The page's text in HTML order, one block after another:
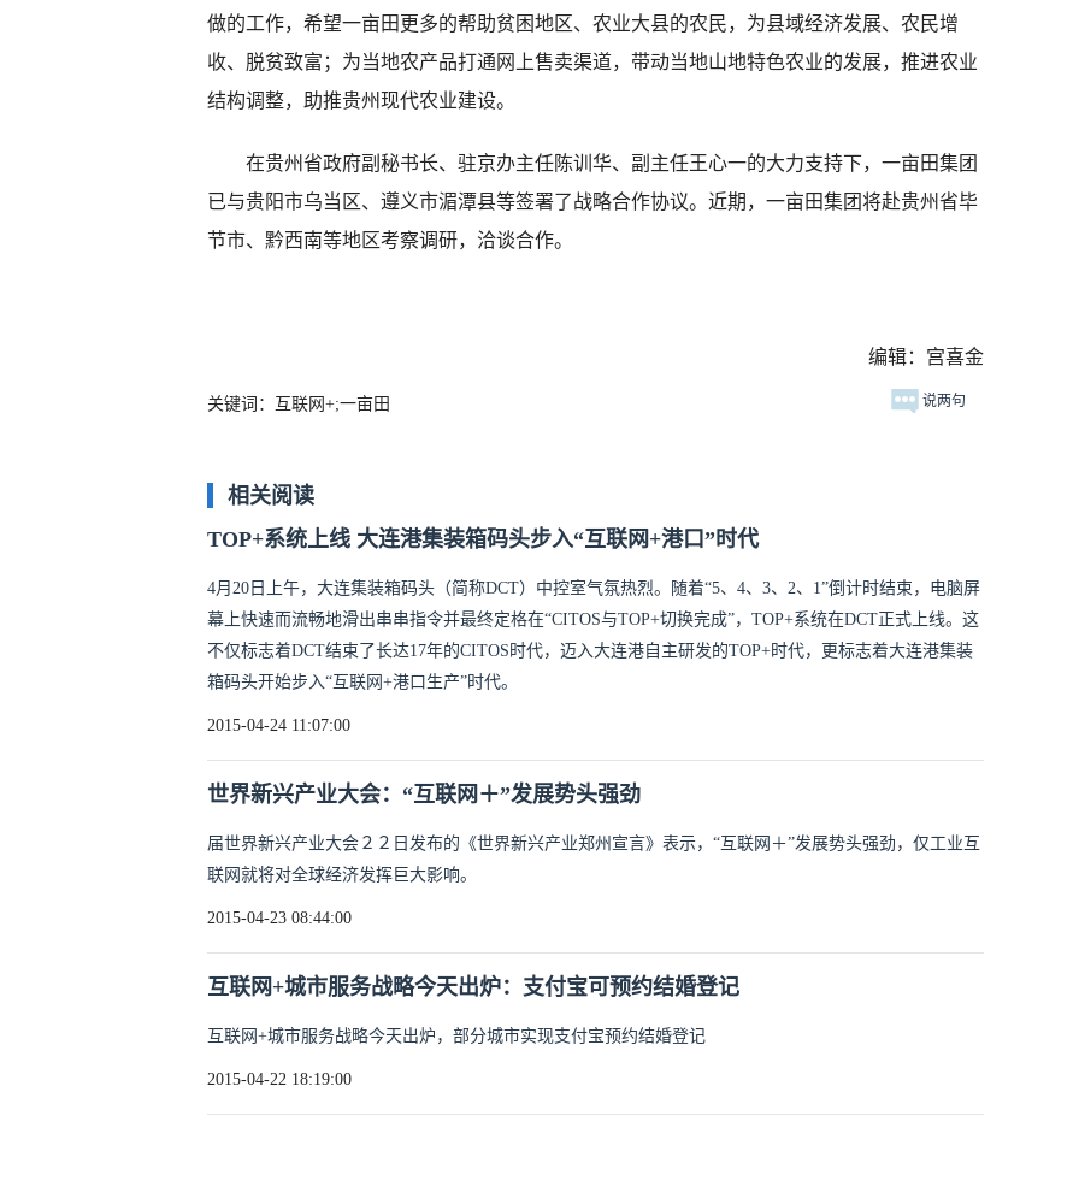
做的工作，希望一亩田更多的帮助贫困地区、农业大县的农民，为县域经济发展、农民增
收、脱贫致富；为当地农产品打通网上售卖渠道，带动当地山地特色农业的发展，推进农业
结构调整，助推贵州现代农业建设。
在贵州省政府副秘书长、驻京办主任陈训华、副主任王心一的大力支持下，一亩田集团
已与贵阳市乌当区、遵义市湄潭县等签署了战略合作协议。近期，一亩田集团将赴贵州省毕
节市、黔西南等地区考察调研，洽谈合作。
编辑：宫喜金
关键词：互联网+;一亩田 说两句
相关阅读
TOP+系统上线 大连港集装箱码头步入“互联网+港口”时代
4月20日上午，大连集装箱码头（简称DCT）中控室气氛热烈。随着“5、4、3、2、1”倒计时结束，电脑屏
幕上快速而流畅地滑出串串指令并最终定格在“CITOS与TOP+切换完成”，TOP+系统在DCT正式上线。这
不仅标志着DCT结束了长达17年的CITOS时代，迈入大连港自主研发的TOP+时代，更标志着大连港集装
箱码头开始步入“互联网+港口生产”时代。
2015-04-24 11:07:00
世界新兴产业大会：“互联网＋”发展势头强劲
届世界新兴产业大会２２日发布的《世界新兴产业郑州宣言》表示，“互联网＋”发展势头强劲，仅工业互
联网就将对全球经济发挥巨大影响。
2015-04-23 08:44:00
互联网+城市服务战略今天出炉：支付宝可预约结婚登记
互联网+城市服务战略今天出炉，部分城市实现支付宝预约结婚登记
2015-04-22 18:19:00